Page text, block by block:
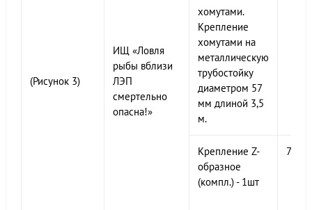
(Рисунок 3)
ИЩ «Ловля
рыбы вблизи
ЛЭП
смертельно
опасна!»
хомутами.
Крепление
хомутами на
металлическую
трубостойку
диаметром 57
мм длиной 3,5
м.
Крепление Z-
образное
(компл.) - 1шт